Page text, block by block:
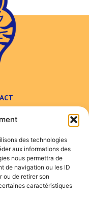
des technologies
aux informations des
nous permettra de
de navigation ou les ID
ou de retirer son
caractéristiques